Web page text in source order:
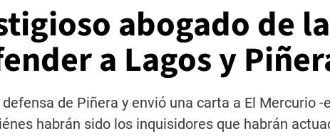
abogado de la
a Lagos y
de Piñera y envió una carta a El Mercurio -
habrán sido los inquisidores que habrán